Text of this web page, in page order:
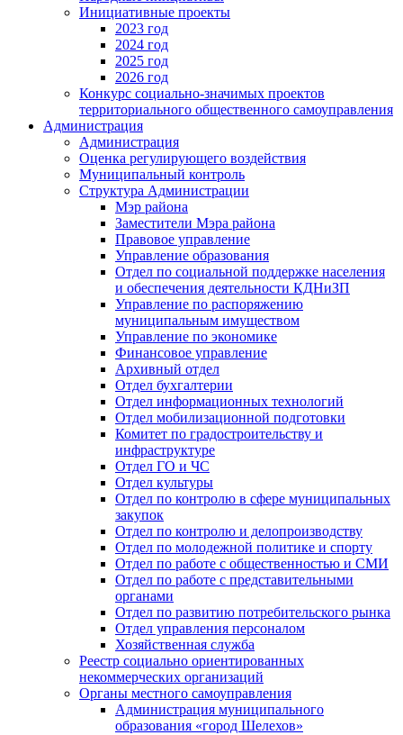
Инициативные проекты
2023 год
2024 год
2025 год
2026 год
Конкурс социально-значимых проектов
территориального общественного самоуправления
Администрация
Администрация
Оценка регулирующего воздействия
Муниципальный контроль
Структура Администрации
Мэр района
Заместители Мэра района
Правовое управление
Управление образования
Отдел по социальной поддержке населения
и обеспечения деятельности КДНиЗП
Управление по распоряжению
муниципальным имуществом
Управление по экономике
Финансовое управление
Архивный отдел
Отдел бухгалтерии
Отдел информационных технологий
Отдел мобилизационной подготовки
Комитет по градостроительству и
инфраструктуре
Отдел ГО и ЧС
Отдел культуры
Отдел по контролю в сфере муниципальных
закупок
Отдел по контролю и делопроизводству
Отдел по молодежной политике и спорту
Отдел по работе с общественностью и СМИ
Отдел по работе с представительными
органами
Отдел по развитию потребительского рынка
Отдел управления персоналом
Хозяйственная служба
Реестр социально ориентированных
некоммерческих организаций
Органы местного самоуправления
Администрация муниципального
образования «город Шелехов»